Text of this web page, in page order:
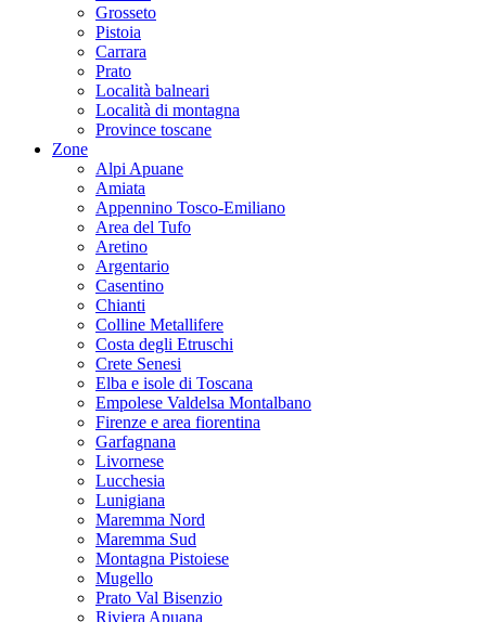
Grosseto
Pistoia
Carrara
Prato
Località balneari
Località di montagna
Province toscane
Zone
Alpi Apuane
Amiata
Appennino Tosco-Emiliano
Area del Tufo
Aretino
Argentario
Casentino
Chianti
Colline Metallifere
Costa degli Etruschi
Crete Senesi
Elba e isole di Toscana
Empolese Valdelsa Montalbano
Firenze e area fiorentina
Garfagnana
Livornese
Lucchesia
Lunigiana
Maremma Nord
Maremma Sud
Montagna Pistoiese
Mugello
Prato Val Bisenzio
Riviera Apuana